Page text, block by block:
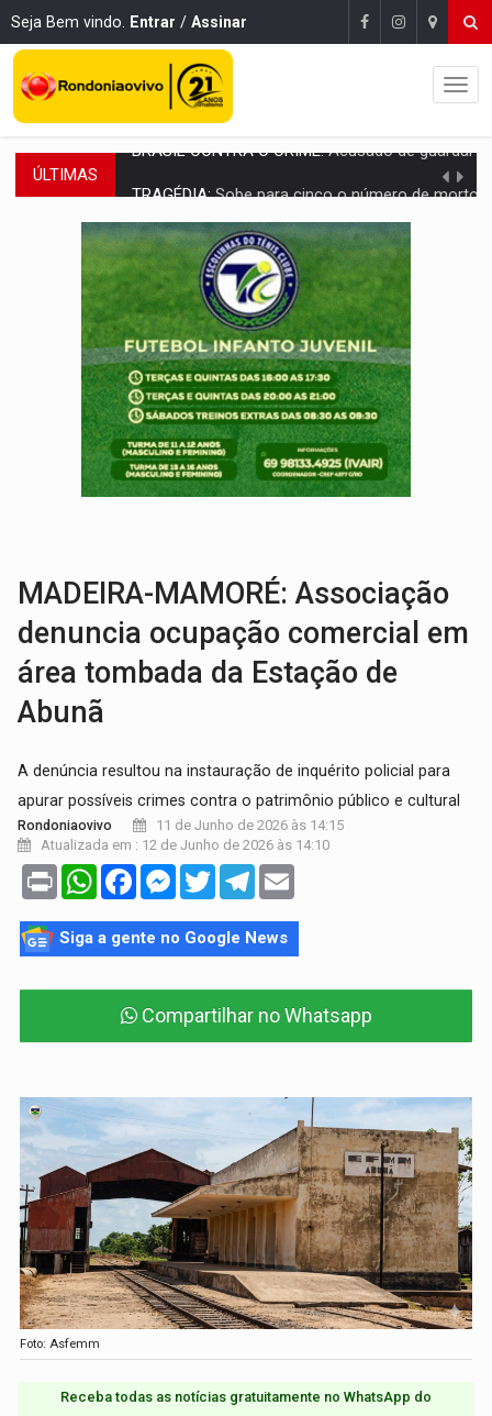
Seja Bem vindo. Entrar / Assinar
ÚLTIMAS Sobe para cinco o número de mortos em colisão entre carreta e
TRANSPORTE DE ARROZ:MPF assegura cumprimento da legislação sobre transporte
DEEPFAKE:Sancionada lei contra violência sexual infantil na
COLEGIADO:Brasil e Rússia discutem energia nuclear, defesa e
URGENTE:Colisão entre caminhão e carro deixa quatro mortos e um em
ENCONTRO:Amazônia Negra ganha projeção nacional com participação de
PREVISÃO:Porto Velho tem chances de chuvas isoladas nesta
SINDICATOS UNIDOS:Assembleia Geral delibera greve da educação
MADEIRA-MAMORÉ: Associação
denuncia ocupação comercial em
área tombada da Estação de
Abunã
A denúncia resultou na instauração de inquérito policial para
apurar possíveis crimes contra o patrimônio público e cultural
Rondoniaovivo
11 de Junho de 2026 às 14:15
Atualizada em : 12 de Junho de 2026 às 14:10
Print WhatsAppFacebookMessenger
TwitterTelegram
Siga a gente no Google News
Compartilhar no Whatsapp
Foto: Asfemm
Receba todas as notícias gratuitamente no WhatsApp do